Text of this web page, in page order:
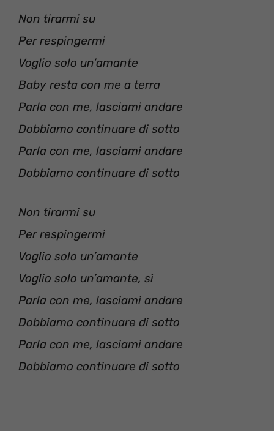
Non tirarmi su
Per respingermi
Voglio solo un’amante
Baby resta con me a terra
Parla con me, lasciami andare
Dobbiamo continuare di sotto
Parla con me, lasciami andare
Dobbiamo continuare di sotto
Non tirarmi su
Per respingermi
Voglio solo un’amante
Voglio solo un’amante, sì
Parla con me, lasciami andare
Dobbiamo continuare di sotto
Parla con me, lasciami andare
Dobbiamo continuare di sotto